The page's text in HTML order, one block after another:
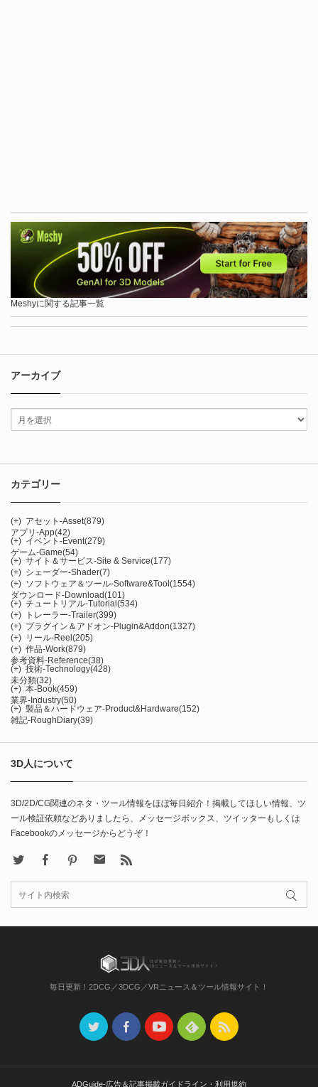
Meshyに関する記事一覧
アーカイブ
カテゴリー
(+) アセット-Asset(879)
アプリ-App(42)
(+) イベント-Event(279)
ゲーム-Game(54)
(+) サイト＆サービス-Site & Service(177)
(+) シェーダー-Shader(7)
(+) ソフトウェア＆ツール-Software&Tool (1554)
ダウンロード-Download(101)
(+) チュートリアル-Tutorial (534)
(+)
トレーラー-Trailer(399)
(+) プラグイン＆アドオン-Plugin&Addon(1327)
(+) リール-Reel (205)
(+) 作品-Work(879)
参考資料-Reference(38)
(+) 技術-Technology(428)
未分類(32)
(+) 本-Book(459)
業界-Industry(50)
(+) 製品＆ハードウェア-Product&Hardware(152)
雑記-RoughDiary(39)
3D人について
3D/2D/CG関連のネタ・ツール情報をほぼ毎日紹介！掲載してほしい情報、ツ
ール検証依頼などありましたら、メッセージボックス、ツイッターもしくは
Facebookのメッセージからどうぞ！
FacebookPinterest Contact
毎日更新！2DCG／3DCG／VRニュース＆ツール情報サイト！
ADGuide-広告＆記事掲載ガイドライン・利用規約